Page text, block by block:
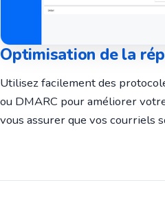
Optimisation de la
Utilisez facilement des
ou DMARC pour améliorer
vous assurer que vos courriels